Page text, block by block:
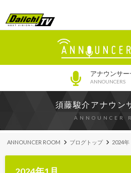
アナウンサー
ANNOUNCERS
須藤駿介アナウン
ANNOUNCER
ANNOUNCER ROOM ブログトップ 2024年